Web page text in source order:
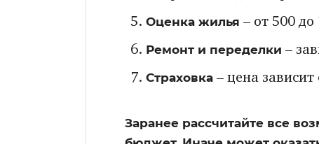
Оценка жилья – от 500 до
Ремонт и переделки –
Страховка – цена
Заранее рассчитайте все